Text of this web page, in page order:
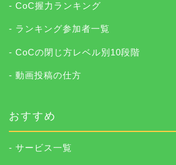
- CoC握力ランキング
- ランキング参加者一覧
- CoCの閉じ方レベル別10段階
- 動画投稿の仕方
おすすめ
- サービス一覧